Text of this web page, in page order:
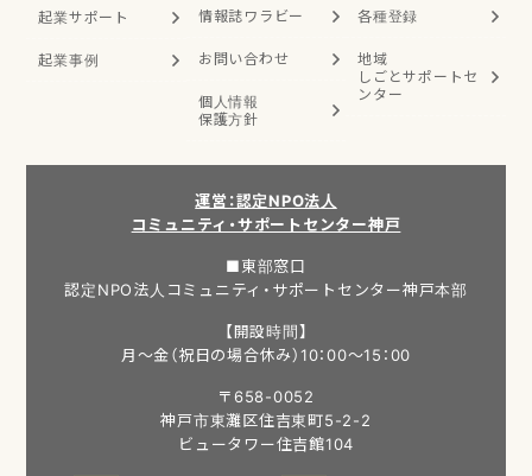
起業サポート
起業事例
情報誌ワラビー
お問い合わせ
個人情報
保護方針
各種登録
地域
しごとサポートセ
ンター
運営：認定NPO法人
コミュニティ・サポートセンター神戸
■東部窓口
認定NPO法人コミュニティ・サポートセンター神戸本部
【開設時間】
月～金（祝日の場合休み）10：00～15：00
〒658-0052
神戸市東灘区住吉東町5-2-2
ビュータワー住吉館104